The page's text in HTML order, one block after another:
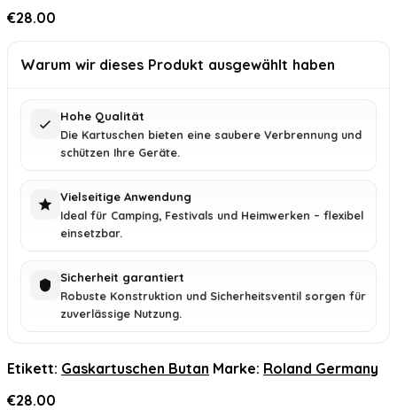
€28.00
Warum wir dieses Produkt ausgewählt haben
Hohe Qualität
Die Kartuschen bieten eine saubere Verbrennung und
schützen Ihre Geräte.
Vielseitige Anwendung
Ideal für Camping, Festivals und Heimwerken – flexibel
einsetzbar.
Sicherheit garantiert
Robuste Konstruktion und Sicherheitsventil sorgen für
zuverlässige Nutzung.
Etikett: Gaskartuschen Butan Marke: Roland Germany
€28.00